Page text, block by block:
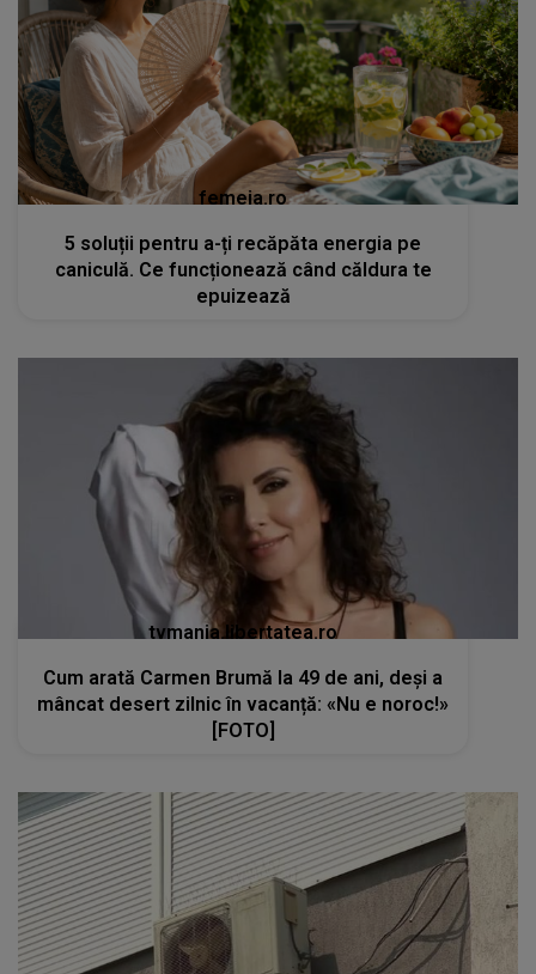
femeia.ro
5 soluții pentru a-ți recăpăta energia pe
caniculă. Ce funcționează când căldura te
epuizează
tvmania.libertatea.ro
Cum arată Carmen Brumă la 49 de ani, deși a
mâncat desert zilnic în vacanță: «Nu e noroc!»
[FOTO]